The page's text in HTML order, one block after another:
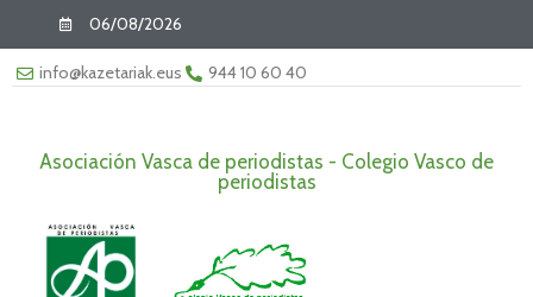
06/08/2026
info@kazetariak.eus 944 10 60 40
Asociación Vasca de periodistas - Colegio Vasco de
periodistas